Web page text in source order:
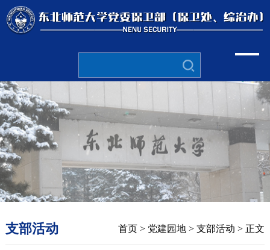
支部活动 首页 > 党建园地 >支部活动 > 正文